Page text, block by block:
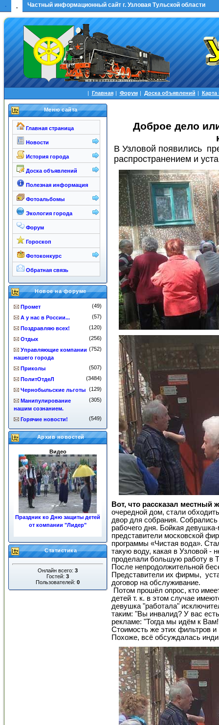
. . Частный информационный сайт г. Узловая Тульской области
| Главная | Форум | Доска объявлений | Карта
Меню сайта
Главная страница
Новости
История города
Доска объявлений
Полезная информация
Фотоальбомы
Экология города
Форум
Гороскоп
Фотоконкурс
Обратная связь
Новое на форуме
Промет
(49)
А у нас в России...
(57)
Поздравляю всех!
(120)
Отдых
(256)
Управляющие компании
нашего города
(752)
Приколы
(507)
ПолитОтдеЛ
(3484)
Чернобыльские льготы (129)
Манипулирование
нашим сознанием.
(305)
Горячие новости! (549)
Архив новостей
Видео
Праздник ко Дню защиты детей
от компании "Лидер"
Статистика
Онлайн всего: 3
Гостей: 3
Пользователей: 0
Доброе дело
В Узловой появились
распространением и
Вот, что рассказал местный
очередной дом, стали
двор для собрания.
рабочего дня. Бойкая
представители московской
программы «Чистая вода».
такую воду, какая в Узловой -
проделали большую работу в
После непродолжительной
Представители их фирмы,
договор на обслуживание.
Потом прошёл опрос, кто
детей т. к. в этом случае
девушка "работала"
таким: "Вы инвалид? У вас
рекламе: "Тогда мы идём к
Стоимость же этих фильтров и
Похоже, всё обсуждалась